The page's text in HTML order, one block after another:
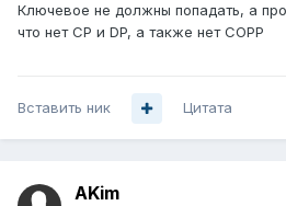
Ключевое не должны попадать, а
что нет CP и DP, а также нет СОРР
Вставить ник Цитата
AKim